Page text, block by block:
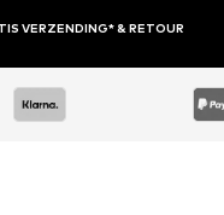
30 DAGEN BEDENKTIJD